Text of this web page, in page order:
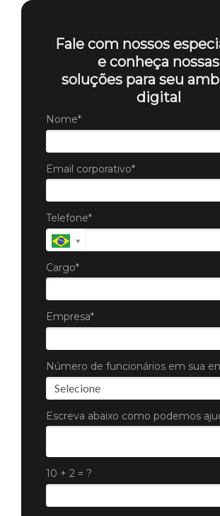
Fale com nossos
e conheça nossas
soluções para seu
digital
Nome*
Email corporativo*
Telefone*
Cargo*
Empresa*
Número de funcionários em sua
Escreva abaixo como podemos
10 + 2 = ?